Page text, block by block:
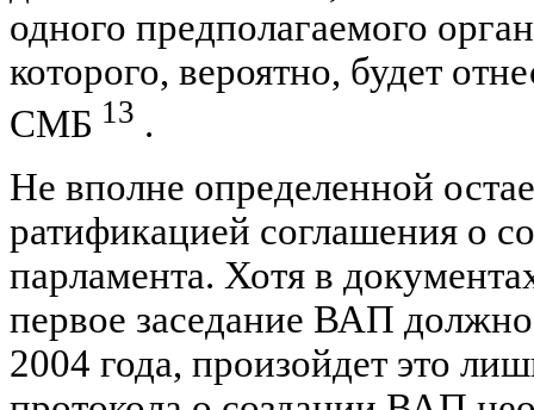
одного предполагаемого
которого, вероятно, будет
СМБ 13 .
Не вполне определенной
ратификацией соглашения о
парламента. Хотя в
первое заседание ВАП должно
2004 года, произойдет это